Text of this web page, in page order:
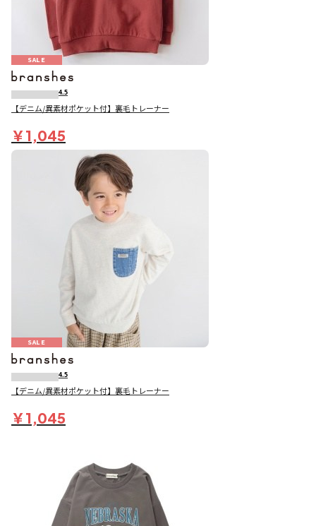
SALE
4.5
【デニム/異素材ポケット付】裏毛トレーナー
￥1,045
SALE
4.5
【デニム/異素材ポケット付】裏毛トレーナー
￥1,045